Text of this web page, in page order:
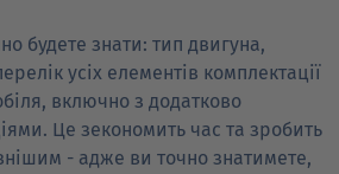
будете знати: тип двигуна,
усіх елементів комплектації
включно з додатково
Це зекономить час та зробить
- адже ви точно знатимете,